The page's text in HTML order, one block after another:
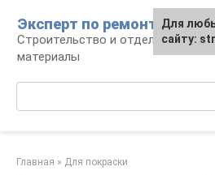
контенту
Эксперт по ремонту
Строительство и отделка:
материалы
Главная » Для покраски
Для
сайту:
Для
сайту: